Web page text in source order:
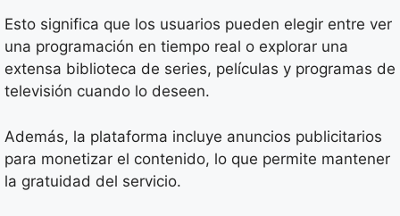
Esto significa que los usuarios pueden elegir entre ver
una programación en tiempo real o explorar una
extensa biblioteca de series, películas y programas de
televisión cuando lo deseen.
Además, la plataforma incluye anuncios publicitarios
para monetizar el contenido, lo que permite mantener
la gratuidad del servicio.